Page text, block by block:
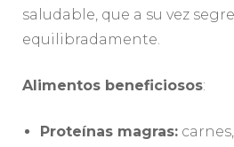
saludable, que a su vez
equilibradamente.
Alimentos beneficiosos:
Proteínas magras: